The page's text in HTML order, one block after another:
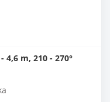
4,6 m, 210 - 270°